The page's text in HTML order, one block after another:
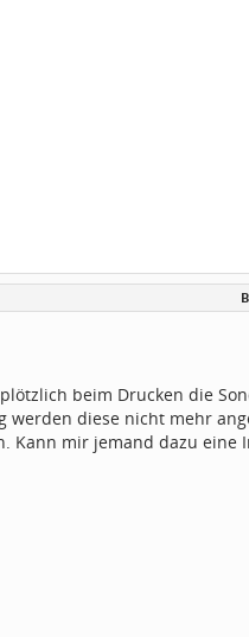
beim Drucken die
werden diese nicht mehr
Kann mir jemand dazu eine